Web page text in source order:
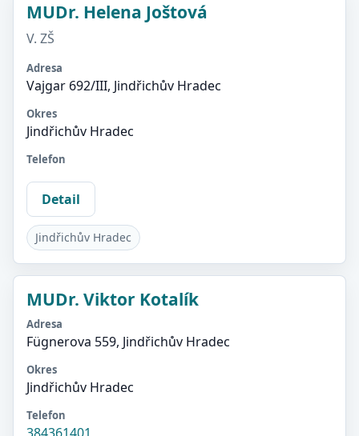
MUDr. Helena Joštová
V. ZŠ
Adresa
Vajgar 692/III, Jindřichův Hradec
Okres
Jindřichův Hradec
Telefon
Detail
Jindřichův Hradec
MUDr. Viktor Kotalík
Adresa
Fügnerova 559, Jindřichův Hradec
Okres
Jindřichův Hradec
Telefon